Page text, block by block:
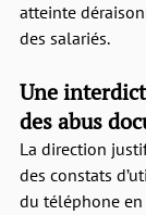
atteinte
des salariés.
Une
des abus
La direction
des constats
du téléphone en